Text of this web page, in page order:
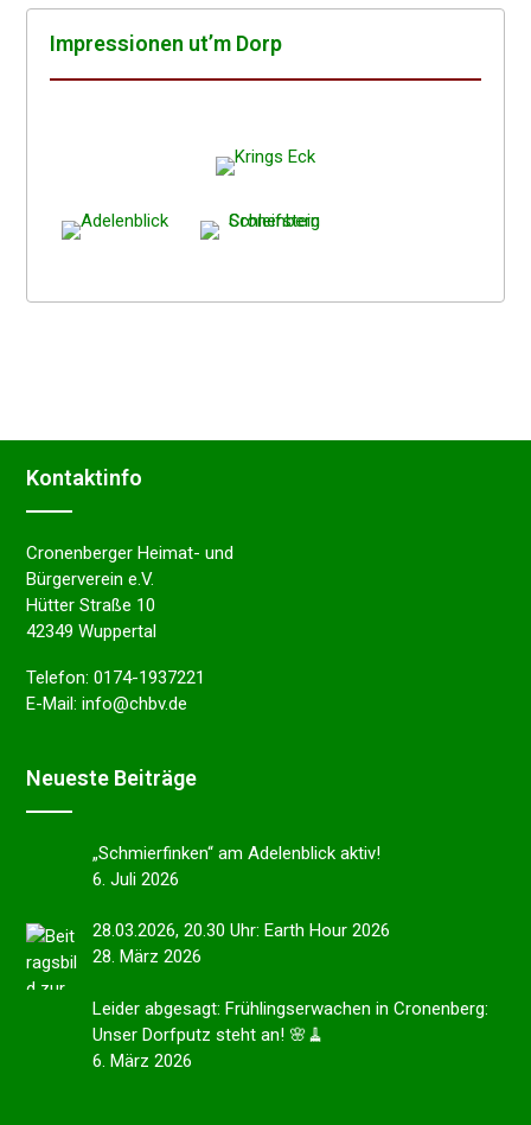
Impres­sio­nen ut’m Dorp
Kontakt­in­fo
Cronenberger Heimat- und
Bürgerverein e.V.
Hütter Straße 10
42349 Wuppertal
Telefon: 0174-1937221
E-Mail: info@chbv.de
Neues­te Beiträge
„Schmier­fin­ken“ am Adelen­blick aktiv!
6. Juli 2026
28.03.2026, 20.30 Uhr: Earth Hour 2026
28. März 2026
Leider abgesagt: Frühlings­er­wa­chen in Cronen­berg:
Unser Dorfputz steht an! 🌸🧹
6. März 2026